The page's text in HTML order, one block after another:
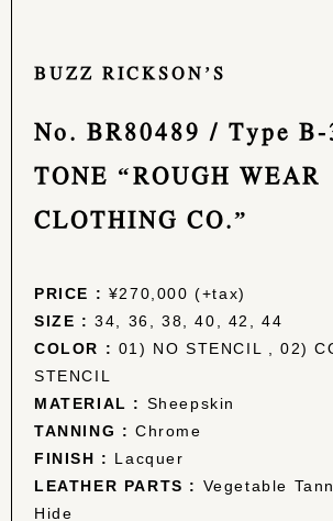
BUZZ RICKSON’S
No. BR80489 / Type B-
TONE “ROUGH WEAR
CLOTHING CO.”
PRICE : ¥270,000 (+tax)
SIZE : 34, 36, 38, 40, 42, 44
COLOR : 01) NO STENCIL , 02)
STENCIL
MATERIAL : Sheepskin
TANNING : Chrome
FINISH : Lacquer
LEATHER PARTS : Vegetable
Hide